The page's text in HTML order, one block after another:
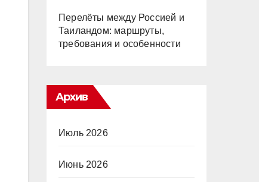
Перелёты между Россией и
Таиландом: маршруты,
требования и особенности
Архив
Июль 2026
Июнь 2026